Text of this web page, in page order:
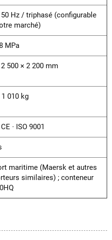
Hz / triphasé (configurable
marché)
MPa
500 × 2 200 mm
010 kg
· ISO 9001
maritime (Maersk et autres
similaires) ; conteneur